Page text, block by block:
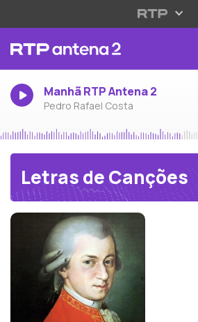
Manhã RTP Antena 2
Pedro Rafael Costa
Letras de Canções